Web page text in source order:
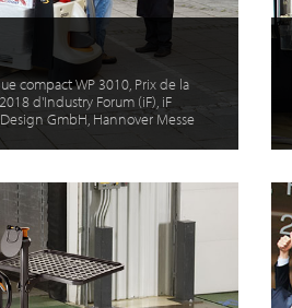
compact WP 3010, Prix de la
d'Industry Forum (iF), iF
GmbH, Hannover Messe